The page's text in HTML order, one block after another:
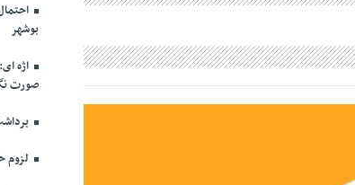
بوشهر
اژه
صورت
لزوم